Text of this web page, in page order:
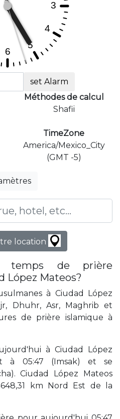
set Alarm
Méthodes de calcul
Shafii
TimeZone
America/Mexico_City
(GMT -5)
location
temps de prière
López Mateos?
à Ciudad López
Dhuhr, Asr, Maghrib et
de prière islamique à
à Ciudad López
à 05:47 (Imsak) et se
Ciudad López Mateos
km Nord Est de la